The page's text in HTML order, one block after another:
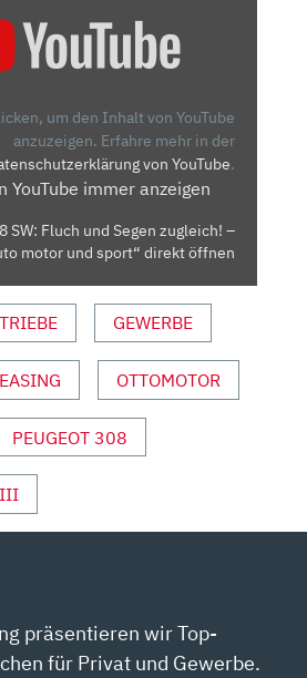
um den Inhalt von YouTube
anzuzeigen. Erfahre mehr in der
von YouTube.
YouTube immer anzeigen
SW: Fluch und Segen zugleich! –
motor und sport“ direkt öffnen
GEWERBE
OTTOMOTOR
PEUGEOT 308
III
präsentieren wir Top-
für Privat und Gewerbe.